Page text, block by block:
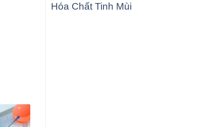
Hóa Chất Tinh Mùi